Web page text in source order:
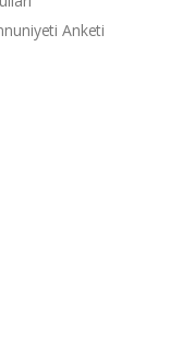
Anketi